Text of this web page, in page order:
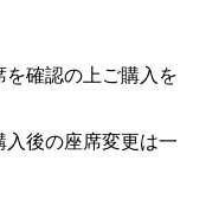
確認の上ご購入を
後の座席変更は一